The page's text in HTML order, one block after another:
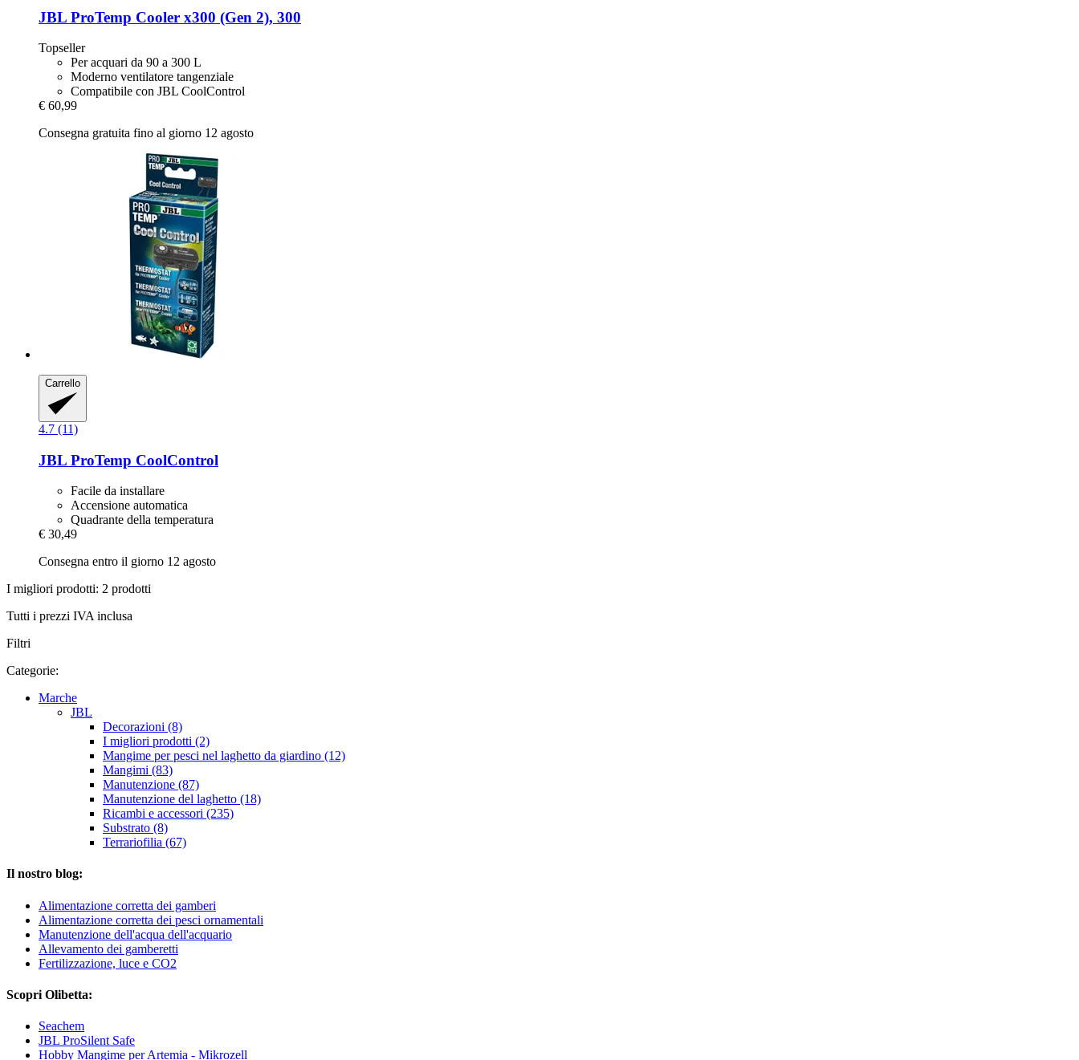
JBL ProTemp Cooler x300 (Gen 2), 300
Topseller
Per acquari da 90 a 300 L
Moderno ventilatore tangenziale
Compatibile con JBL CoolControl
€ 60,99
Consegna gratuita fino al giorno 12 agosto
Carrello
4.7 (11)
JBL ProTemp CoolControl
Facile da installare
Accensione automatica
Quadrante della temperatura
€ 30,49
Consegna entro il giorno 12 agosto
I migliori prodotti: 2 prodotti
Tutti i prezzi IVA inclusa
Filtri
Categorie:
Marche
JBL
Decorazioni (8)
I migliori prodotti (2)
Mangime per pesci nel laghetto da giardino (12)
Mangimi (83)
Manutenzione (87)
Manutenzione del laghetto (18)
Ricambi e accessori (235)
Substrato (8)
Terrariofilia (67)
Il nostro blog:
Alimentazione corretta dei gamberi
Alimentazione corretta dei pesci ornamentali
Manutenzione dell'acqua dell'acquario
Allevamento dei gamberetti
Fertilizzazione, luce e CO2
Scopri Olibetta:
Seachem
JBL ProSilent Safe
Hobby Mangime per Artemia - Mikrozell